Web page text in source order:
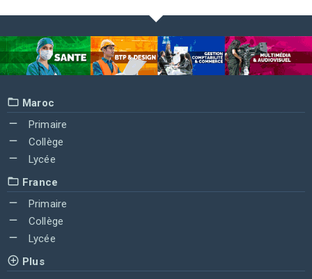
Maroc
Primaire
Collège
Lycée
France
Primaire
Collège
Lycée
Plus